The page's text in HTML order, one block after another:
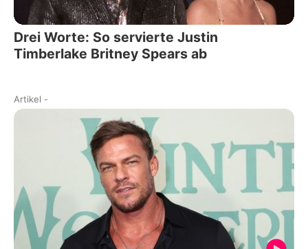
Drei Worte: So servierte Justin
Timberlake Britney Spears ab
Artikel -